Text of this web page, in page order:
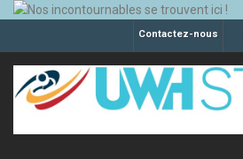
Contactez-nous